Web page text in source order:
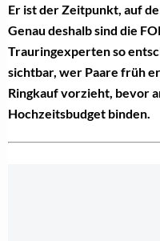
Er ist der Zeitpunkt, auf
Genau deshalb sind die
Trauringexperten so
sichtbar, wer Paare früh
Ringkauf vorzieht, bevor
Hochzeitsbudget binden.